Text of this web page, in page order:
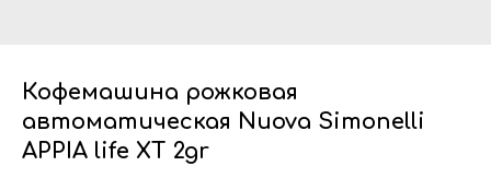
Кофемашина рожковая
автоматическая Nuova Simonelli
APPIA life XT 2gr